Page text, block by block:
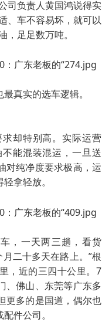
司负责人黄国鸿说得实
、车不容易坏，就可以
，足足数万吨。
真实的选车逻辑。
却特别高。实际运营
能混装混运，一旦送
对纯净度要求极高，运
拿轻放。
，一天两三趟，看货
二十多天在路上。”根
，近的三四十公里。7
、佛山、东莞等广东多
更多的是国道，偶尔也
件公司。